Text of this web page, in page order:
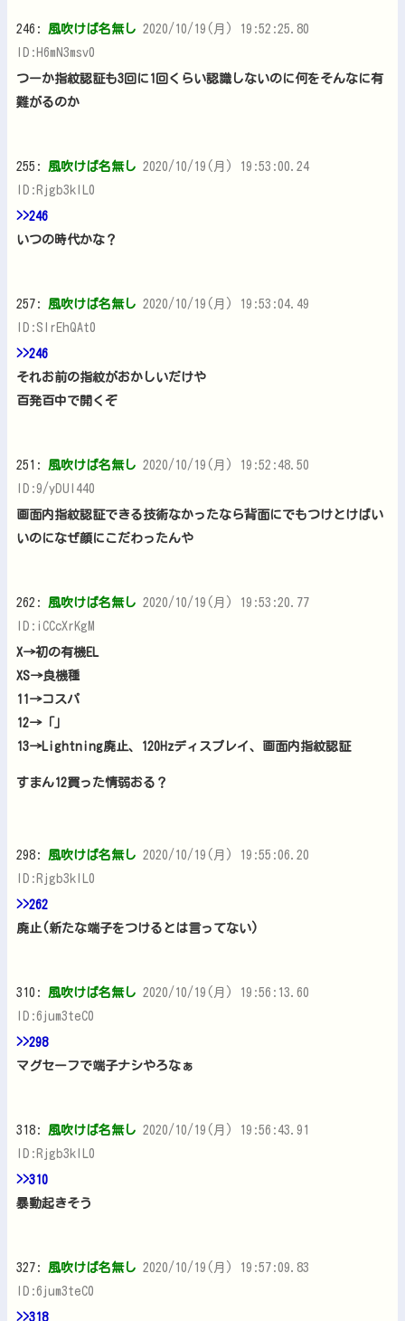
246: 風吹けば名無し 2020/10/19(月) 19:52:25.80
ID:H6mN3msv0
つーか指紋認証も3回に1回くらい認識しないのに何をそんなに有
難がるのか
255: 風吹けば名無し 2020/10/19(月) 19:53:00.24
ID:Rjgb3kIL0
>>246
いつの時代かな？
257: 風吹けば名無し 2020/10/19(月) 19:53:04.49
ID:SIrEhQAt0
>>246
それお前の指紋がおかしいだけや
百発百中で開くぞ
251: 風吹けば名無し 2020/10/19(月) 19:52:48.50
ID:9/yDUI440
画面内指紋認証できる技術なかったなら背面にでもつけとけばい
いのになぜ顔にこだわったんや
262: 風吹けば名無し 2020/10/19(月) 19:53:20.77
ID:iCCcXrKgM
X→初の有機EL
XS→良機種
11→コスパ
12→「」
13→Lightning廃止、120Hzディスプレイ、画面内指紋認証
すまん12買った情弱おる？
298: 風吹けば名無し 2020/10/19(月) 19:55:06.20
ID:Rjgb3kIL0
>>262
廃止(新たな端子をつけるとは言ってない)
310: 風吹けば名無し 2020/10/19(月) 19:56:13.60
ID:6jum3teC0
>>298
マグセーフで端子ナシやろなぁ
318: 風吹けば名無し 2020/10/19(月) 19:56:43.91
ID:Rjgb3kIL0
>>310
暴動起きそう
327: 風吹けば名無し 2020/10/19(月) 19:57:09.83
ID:6jum3teC0
>>318